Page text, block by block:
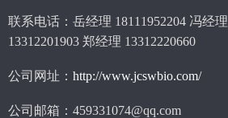
联系电话：岳经理 18111952204 冯经理
13312201903 郑经理 13312220660
公司网址： http://www.jcswbio.com/
公司邮箱：459331074@qq.com